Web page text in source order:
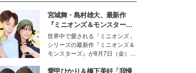
宮城舞・島村雄大、最新作
『ミニオンズ＆モンスター
ズ』の魅力熱弁 ハチャメチャ
だけじゃない“友情と絆”に感
動
世界中で愛される「ミニオンズ」
シリーズの最新作『ミニオンズ＆
モンスターズ』が8月7日（金）に
ニオン好き”という共通点を持つモ
愛甲ひかり＆橋下美好「我慢